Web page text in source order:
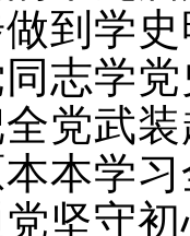
到学
志学
党武
本学
坚守